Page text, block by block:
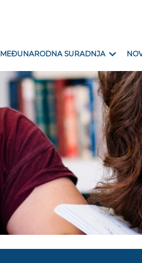
MEĐUNARODNA SURADNJAexpand_more